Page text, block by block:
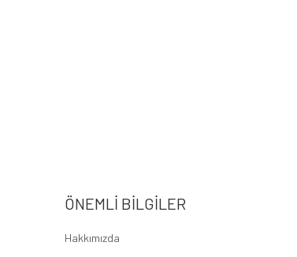
ÖNEMLI BILGILER
Hakkımızda